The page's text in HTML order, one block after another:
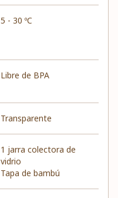
5 - 30 ºC
Libre de BPA
Transparente
1 jarra colectora de
vidrio
Tapa de bambú